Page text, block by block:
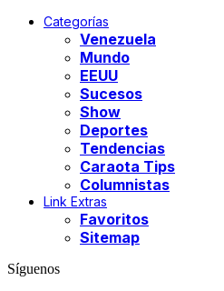
Categorías
Venezuela
Mundo
EEUU
Sucesos
Show
Deportes
Tendencias
Caraota Tips
Columnistas
Link Extras
Favoritos
Sitemap
Síguenos